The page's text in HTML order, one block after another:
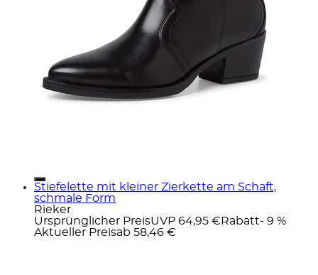
Stiefelette mit kleiner Zierkette am Schaft,
schmale Form
Rieker
Ursprünglicher PreisUVP 64,95 € Rabatt- 9 %
Aktueller Preisab 58,46 €